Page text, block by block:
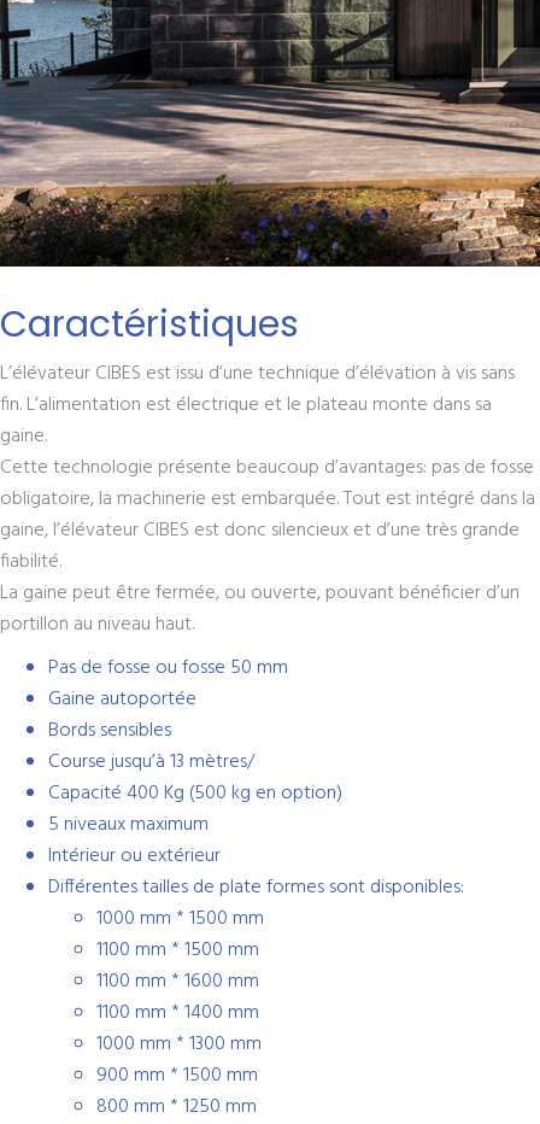
Caractéristiques
L’élévateur CIBES est issu d’une technique d’élévation à vis sans
fin. L’alimentation est électrique et le plateau monte dans sa
gaine.
Cette technologie présente beaucoup d’avantages: pas de fosse
obligatoire, la machinerie est embarquée. Tout est intégré dans la
gaine, l’élévateur CIBES est donc silencieux et d’une très grande
fiabilité.
La gaine peut être fermée, ou ouverte, pouvant bénéficier d’un
portillon au niveau haut.
Pas de fosse ou fosse 50 mm
Gaine autoportée
Bords sensibles
Course jusqu’à 13 mètres/
Capacité 400 Kg (500 kg en option)
5 niveaux maximum
Intérieur ou extérieur
Différentes tailles de plate formes sont disponibles:
1000 mm * 1500 mm
1100 mm * 1500 mm
1100 mm * 1600 mm
1100 mm * 1400 mm
1000 mm * 1300 mm
900 mm * 1500 mm
800 mm * 1250 mm